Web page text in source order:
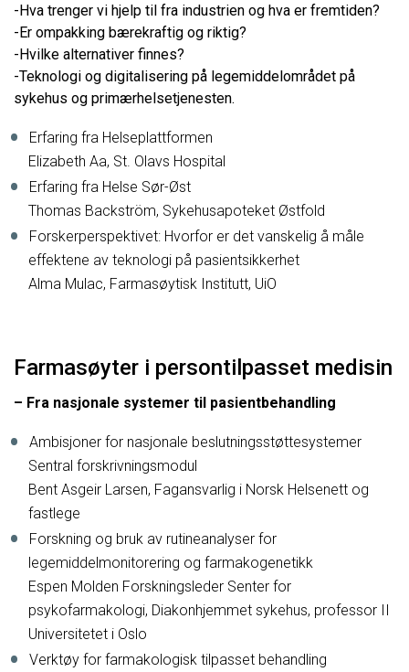
-Hva trenger vi hjelp til fra industrien og hva er fremtiden?
-Er ompakking bærekraftig og riktig?
-Hvilke alternativer finnes?
-Teknologi og digitalisering på legemiddelområdet på
sykehus og primærhelsetjenesten.
Erfaring fra Helseplattformen
Elizabeth Aa, St. Olavs Hospital
Erfaring fra Helse Sør-Øst
Thomas Backström, Sykehusapoteket Østfold
Forskerperspektivet: Hvorfor er det vanskelig å måle
effektene av teknologi på pasientsikkerhet
Alma Mulac, Farmasøytisk Institutt, UiO
Farmasøyter i persontilpasset medisin
– Fra nasjonale systemer til pasientbehandling
Ambisjoner for nasjonale beslutningsstøttesystemer
Sentral forskrivningsmodul
Bent Asgeir Larsen, Fagansvarlig i Norsk Helsenett og
fastlege
Forskning og bruk av rutineanalyser for
legemiddelmonitorering og farmakogenetikk
Espen Molden Forskningsleder Senter for
psykofarmakologi, Diakonhjemmet sykehus, professor II
Universitetet i Oslo
Verktøy for farmakologisk tilpasset behandling